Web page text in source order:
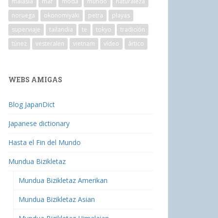
noruega
okonomiyaki petra
playas
superviaje
tailandia te tokyo
tradición
túnez
vesteralen vietnam vídeo ártico
WEBS AMIGAS
Blog JapanDict
Japanese dictionary
Hasta el Fin del Mundo
Mundua Bizikletaz
Mundua Bizikletaz Amerikan
Mundua Bizikletaz Asian